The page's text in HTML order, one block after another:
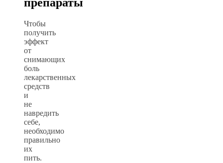
препараты
Чтобы
получить
эффект
от
снимающих
боль
лекарственных
средств
и
не
навредить
себе,
необходимо
правильно
их
пить.